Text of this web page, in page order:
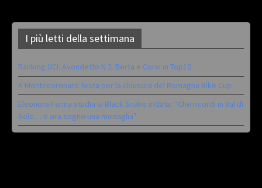
I più letti della settimana
Ranking UCI: Avondetto N.2. Berta e Corvi in Top10
A Montecoronaro festa per la chiusura del Romagna Bike Cup
Eleonora Farina studia la Black Snake iridata: “Che ricordi in Val di
Sole… e ora sogno una medaglia”